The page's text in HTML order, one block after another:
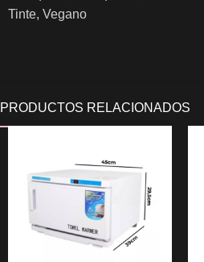
Tinte, Vegano